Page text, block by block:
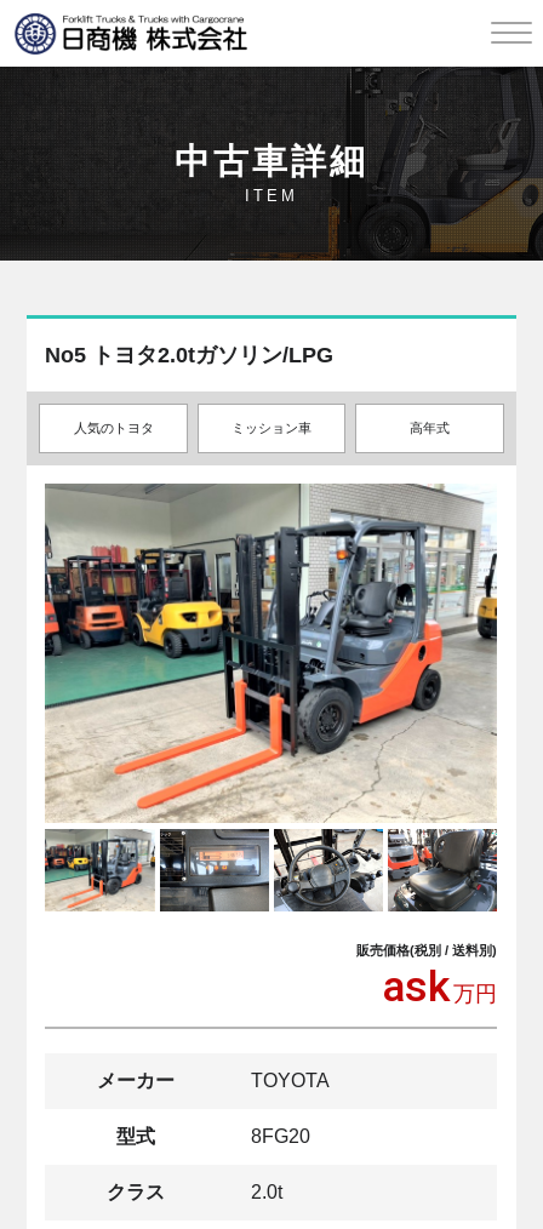
中古車詳細
ITEM
No5 トヨタ2.0tガソリン/LPG
人気のトヨタ ミッション車 高年式
販売価格(税別 / 送料別)
ask万円
メーカー TOYOTA
型式 8FG20
クラス 2.0t